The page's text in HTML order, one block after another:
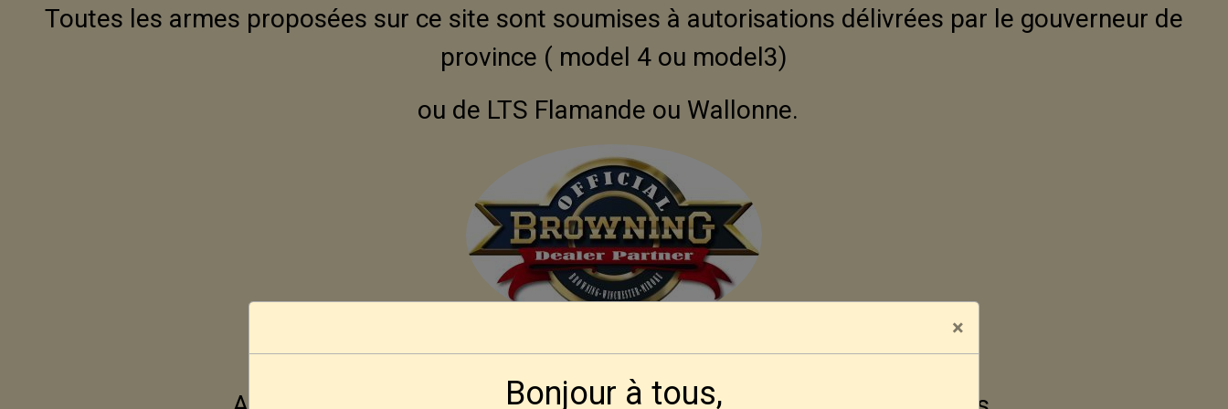
Toutes les armes proposées sur ce site sont soumises à autorisations délivrées par le gouverneur de
province ( model 4 ou model3)
ou de LTS Flamande ou Wallonne.
Modalités d'obtention pour nos amis Français
×
Bonjour à tous,